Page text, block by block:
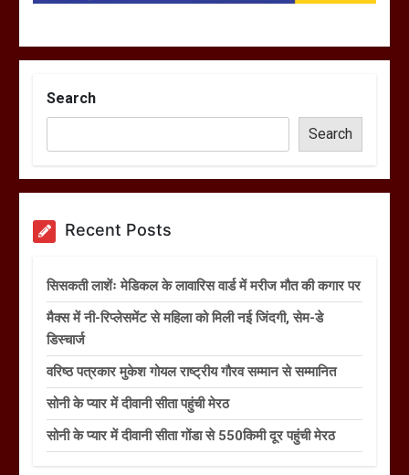
Search
Search
Recent Posts
सिसकती लाशेंः मेडिकल के लावारिस वार्ड में मरीज मौत की कगार पर
मैक्स में नी-रिप्लेसमेंट से महिला को मिली नई जिंदगी, सेम-डे
डिस्चार्ज
वरिष्ठ पत्रकार मुकेश गोयल राष्ट्रीय गौरव सम्मान से सम्मानित
सोनी के प्यार में दीवानी सीता पहुंची मेरठ
सोनी के प्यार में दीवानी सीता गोंडा से 550किमी दूर पहुंची मेरठ